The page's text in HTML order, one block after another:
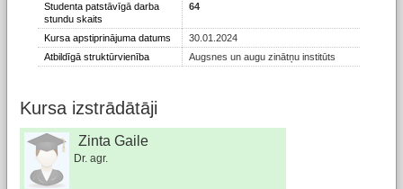
Studenta patstāvīgā darba
stundu skaits
64
Kursa apstiprinājuma datums
30.01.2024
Atbildīgā struktūrvienība
Augsnes un augu zinātņu institūts
Kursa izstrādātāji
Zinta Gaile
Dr. agr.